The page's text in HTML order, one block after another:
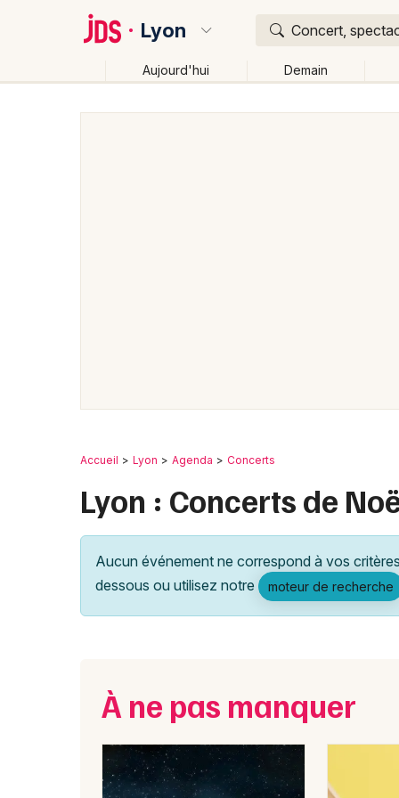
Lyon Concert,
Aujourd'hui Demain
Accueil Lyon Agenda Concerts
Lyon : Concerts de
Aucun événement ne correspond à vos
dessous ou utilisez notre
moteur de recherche
À ne pas manquer